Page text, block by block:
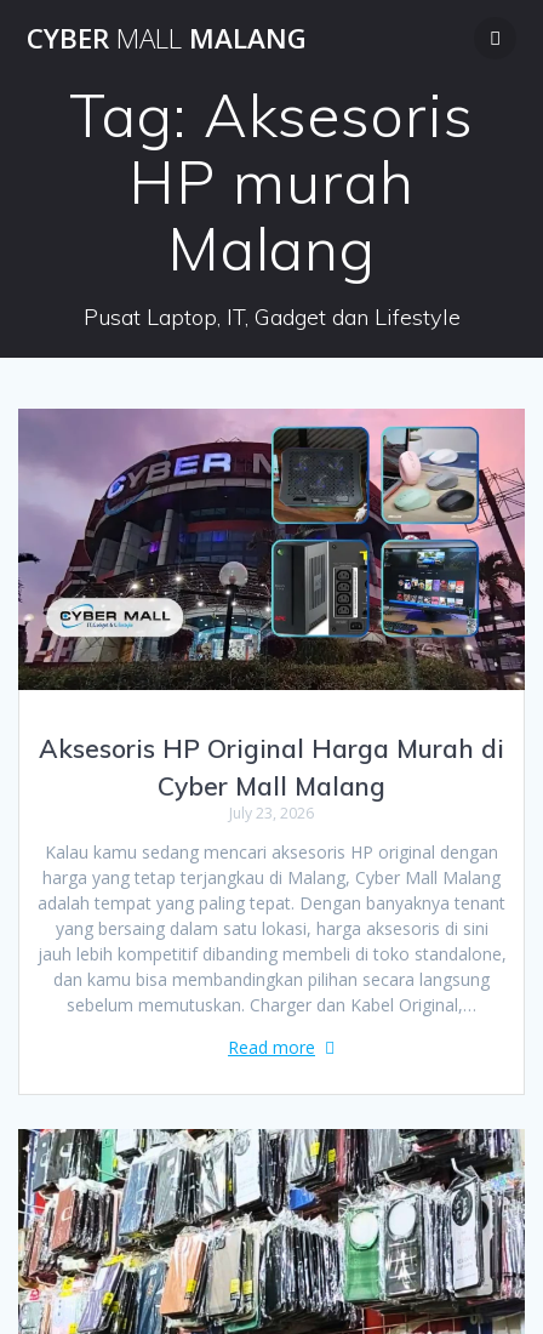
to
CYBER MALL MALANG
Tag: Aksesoris
HP murah
Malang
Pusat Laptop, IT, Gadget dan Lifestyle
Aksesoris HP Original Harga Murah di
Cyber Mall Malang
July 23, 2026
Kalau kamu sedang mencari aksesoris HP original dengan
harga yang tetap terjangkau di Malang, Cyber Mall Malang
adalah tempat yang paling tepat. Dengan banyaknya tenant
yang bersaing dalam satu lokasi, harga aksesoris di sini
jauh lebih kompetitif dibanding membeli di toko standalone,
dan kamu bisa membandingkan pilihan secara langsung
sebelum memutuskan. Charger dan Kabel Original,…
Read more